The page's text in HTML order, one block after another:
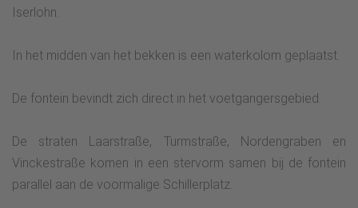
Iserlohn.
In het midden van het bekken is een waterkolom geplaatst.
De fontein bevindt zich direct in het voetgangersgebied.
De straten Laarstraße, Turmstraße, Nordengraben en
Vinckestraße komen in een stervorm samen bij de fontein
parallel aan de voormalige Schillerplatz.